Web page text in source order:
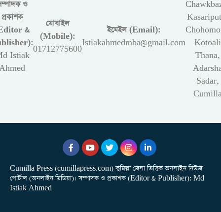
ও
প্রকাশক
&
Istiak
মোবাইল
(Mobile):
01712775600
ইমেইল (Email):
Istiakahmedmba@gmail.com
Kotoali
Thana,
Sadar,
Cumilla Press (cumillapress.com) কুমিল্লা জেলা ভিত্তিক অনলাইন নিউজ
পোর্টাল (অনলাইন মিডিয়া)। সম্পাদক ও প্রকাশক (Editor & Publisher): Md
Istiak Ahmed